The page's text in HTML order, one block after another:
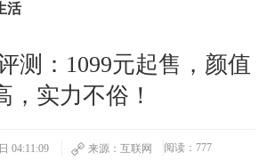
活
测：1099元起售，颜值
，实力不俗！
04:11:09 来源：互联网 阅读：777